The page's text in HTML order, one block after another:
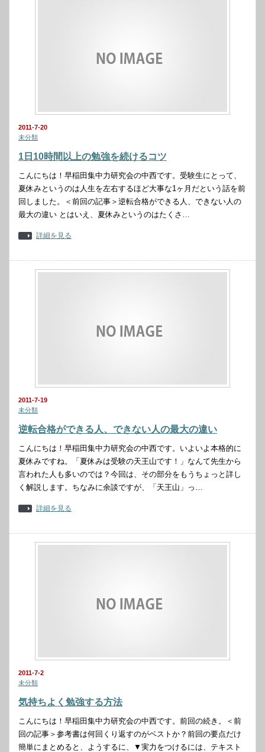
2011-7-20
未分類
1日10時間以上の勉強を続けるコツ
こんにちは！早稲田集中力研究会の中西です。受験生にとって、
夏休みというのは人生を左右するほど大事な1ヶ月だという話を前
回しました。＜前回の記事＞逆転合格ができる人、できない人の
最大の違い とはいえ、夏休みというのはたくさ…
詳細を見る
2011-7-19
未分類
逆転合格ができる人、できない人の最大の違い
こんにちは！早稲田集中力研究会の中西です。いよいよ本格的に
夏休みですね。「夏休みは受験の天王山です！」なんて先生から
言われた人も多いのでは？今回は、その部分をもうちょっと詳し
く解説します。ちなみに余談ですが、「天王山」っ…
詳細を見る
2011-7-2
未分類
気持ちよく勉強する方法
こんにちは！早稲田集中力研究会の中西です。前回の続き。＜前
回の記事＞参考書は何回くり返すのがベストか？前回の要点だけ
簡単にまとめると、ようするに、▼実力をつけるには、テキスト